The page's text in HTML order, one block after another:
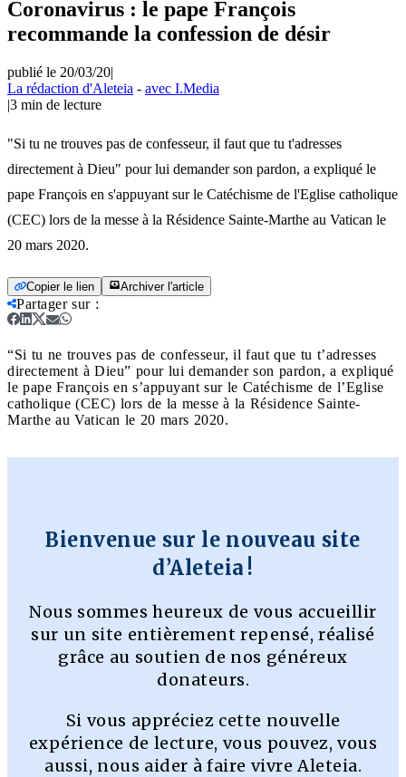
Coronavirus : le pape François
recommande la confession de désir
publié le 20/03/20|
La rédaction d'Aleteia - avec I.Media
|3 min de lecture
"Si tu ne trouves pas de confesseur, il faut que tu t'adresses
directement à Dieu" pour lui demander son pardon, a expliqué le
pape François en s'appuyant sur le Catéchisme de l'Eglise catholique
(CEC) lors de la messe à la Résidence Sainte-Marthe au Vatican le
20 mars 2020.
Copier le lien Archiver l'article
Partager sur:
“Si tu ne trouves pas de confesseur, il faut que tu t’adresses
directement à Dieu” pour lui demander son pardon, a expliqué
le pape François en s’appuyant sur le Catéchisme de l’Eglise
catholique (CEC) lors de la messe à la Résidence Sainte-
Marthe au Vatican le 20 mars 2020.
Bienvenue sur le nouveau site
d’Aleteia !
Nous sommes heureux de vous accueillir
sur un site entièrement repensé, réalisé
grâce au soutien de nos généreux
donateurs.
Si vous appréciez cette nouvelle
expérience de lecture, vous pouvez, vous
aussi, nous aider à faire vivre Aleteia.